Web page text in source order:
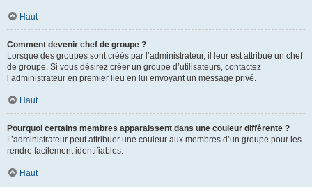
Haut
Comment devenir chef de groupe ?
Lorsque des groupes sont créés par l’administrateur, il leur est attribué un chef
de groupe. Si vous désirez créer un groupe d’utilisateurs, contactez
l’administrateur en premier lieu en lui envoyant un message privé.
Haut
Pourquoi certains membres apparaissent dans une couleur différente ?
L’administrateur peut attribuer une couleur aux membres d’un groupe pour les
rendre facilement identifiables.
Haut